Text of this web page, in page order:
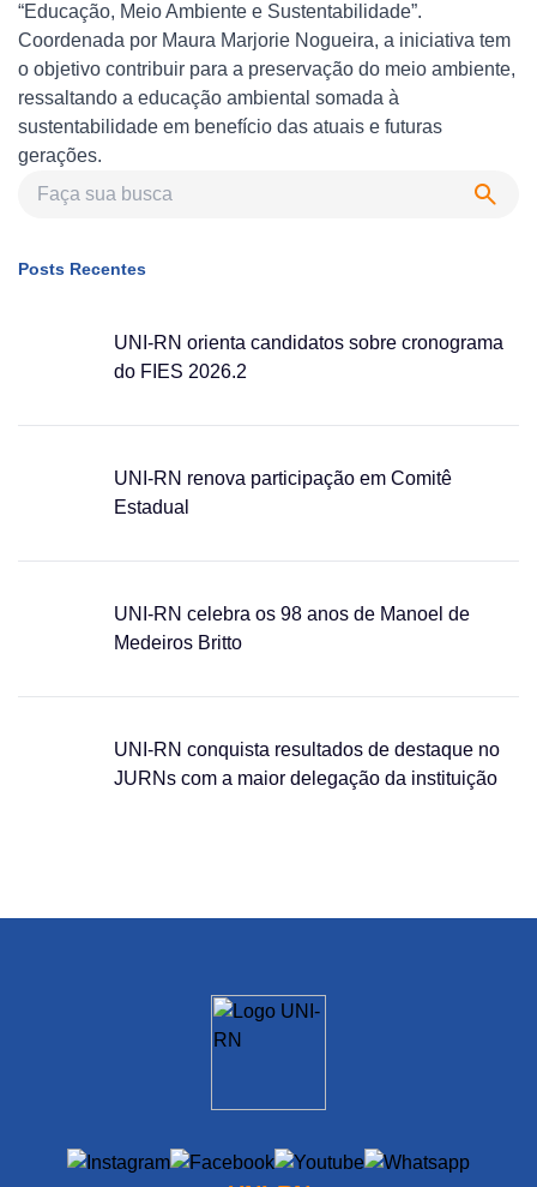
“Educação, Meio Ambiente e Sustentabilidade”.
Coordenada por Maura Marjorie Nogueira, a iniciativa tem
o objetivo contribuir para a preservação do meio ambiente,
ressaltando a educação ambiental somada à
sustentabilidade em benefício das atuais e futuras
gerações.
Posts Recentes
UNI-RN orienta candidatos sobre cronograma
do FIES 2026.2
UNI-RN renova participação em Comitê
Estadual
UNI-RN celebra os 98 anos de Manoel de
Medeiros Britto
UNI-RN conquista resultados de destaque no
JURNs com a maior delegação da instituição